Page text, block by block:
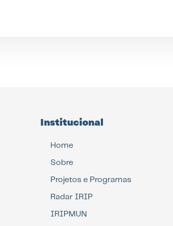
Institucional
Home
Sobre
Projetos e Programas
Radar IRIP
IRIPMUN